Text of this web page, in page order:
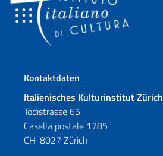
Fußbereich
Kontaktdaten
Italienisches Kulturinstitut Zürich
Tödistrasse 65
Casella postale 1785
CH-8027 Zürich